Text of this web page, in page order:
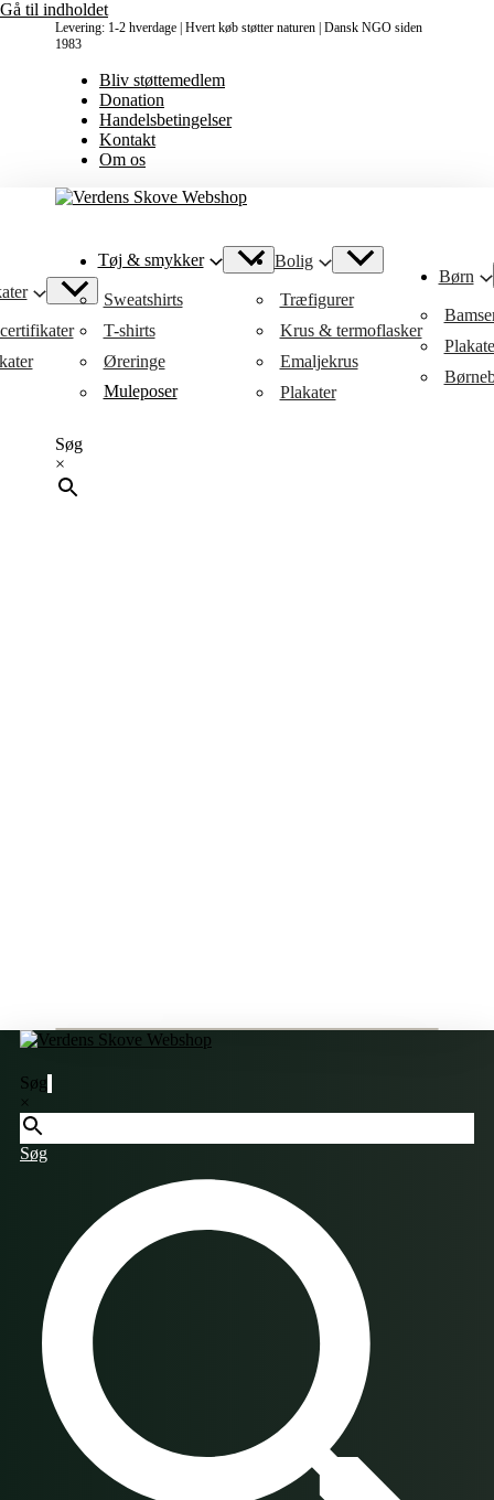
Gå til indholdet
Levering: 1-2 hverdage | Hvert køb støtter naturen | Dansk NGO siden
1983
Bliv støttemedlem
Donation
Handelsbetingelser
Kontakt
Om os
Tøj & smykker
Sweatshirts
T-shirts
Øreringe
Muleposer
Bolig
Træfigurer
Krus & termoflasker
Emaljekrus
Plakater
Børn
Søg
×
Søg
×
Søg